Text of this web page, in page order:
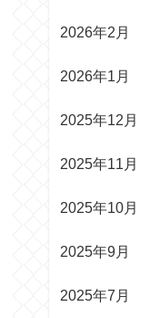
2026年2月
2026年1月
2025年12月
2025年11月
2025年10月
2025年9月
2025年7月